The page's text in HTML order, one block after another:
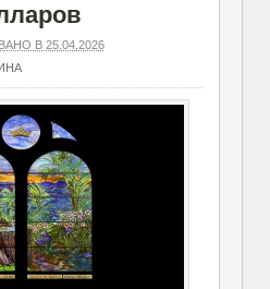
В 25.04.2026